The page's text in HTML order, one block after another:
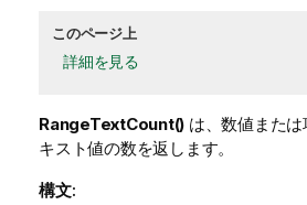
このページ上
詳細を見る
RangeTextCount() は、数値また
キスト値の数を返します。
構文: